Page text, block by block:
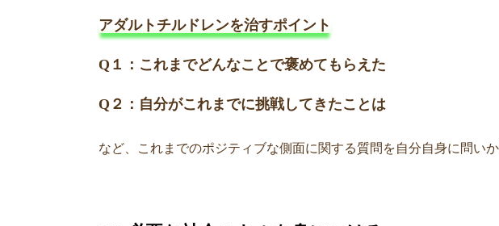
アダルトチルドレンを治すポイント
Q１：これまでどんなことで褒めてもらえた
Q２：自分がこれまでに挑戦してきたことは
など、これまでのポジティブな側面に関する質問を自分自身に問いか